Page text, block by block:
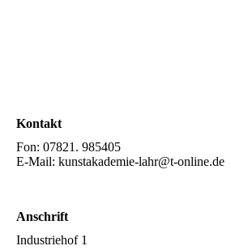
Kontakt
Fon: 07821. 985405
E-Mail: kunstakademie-lahr@t-online.de
Anschrift
Industriehof 1